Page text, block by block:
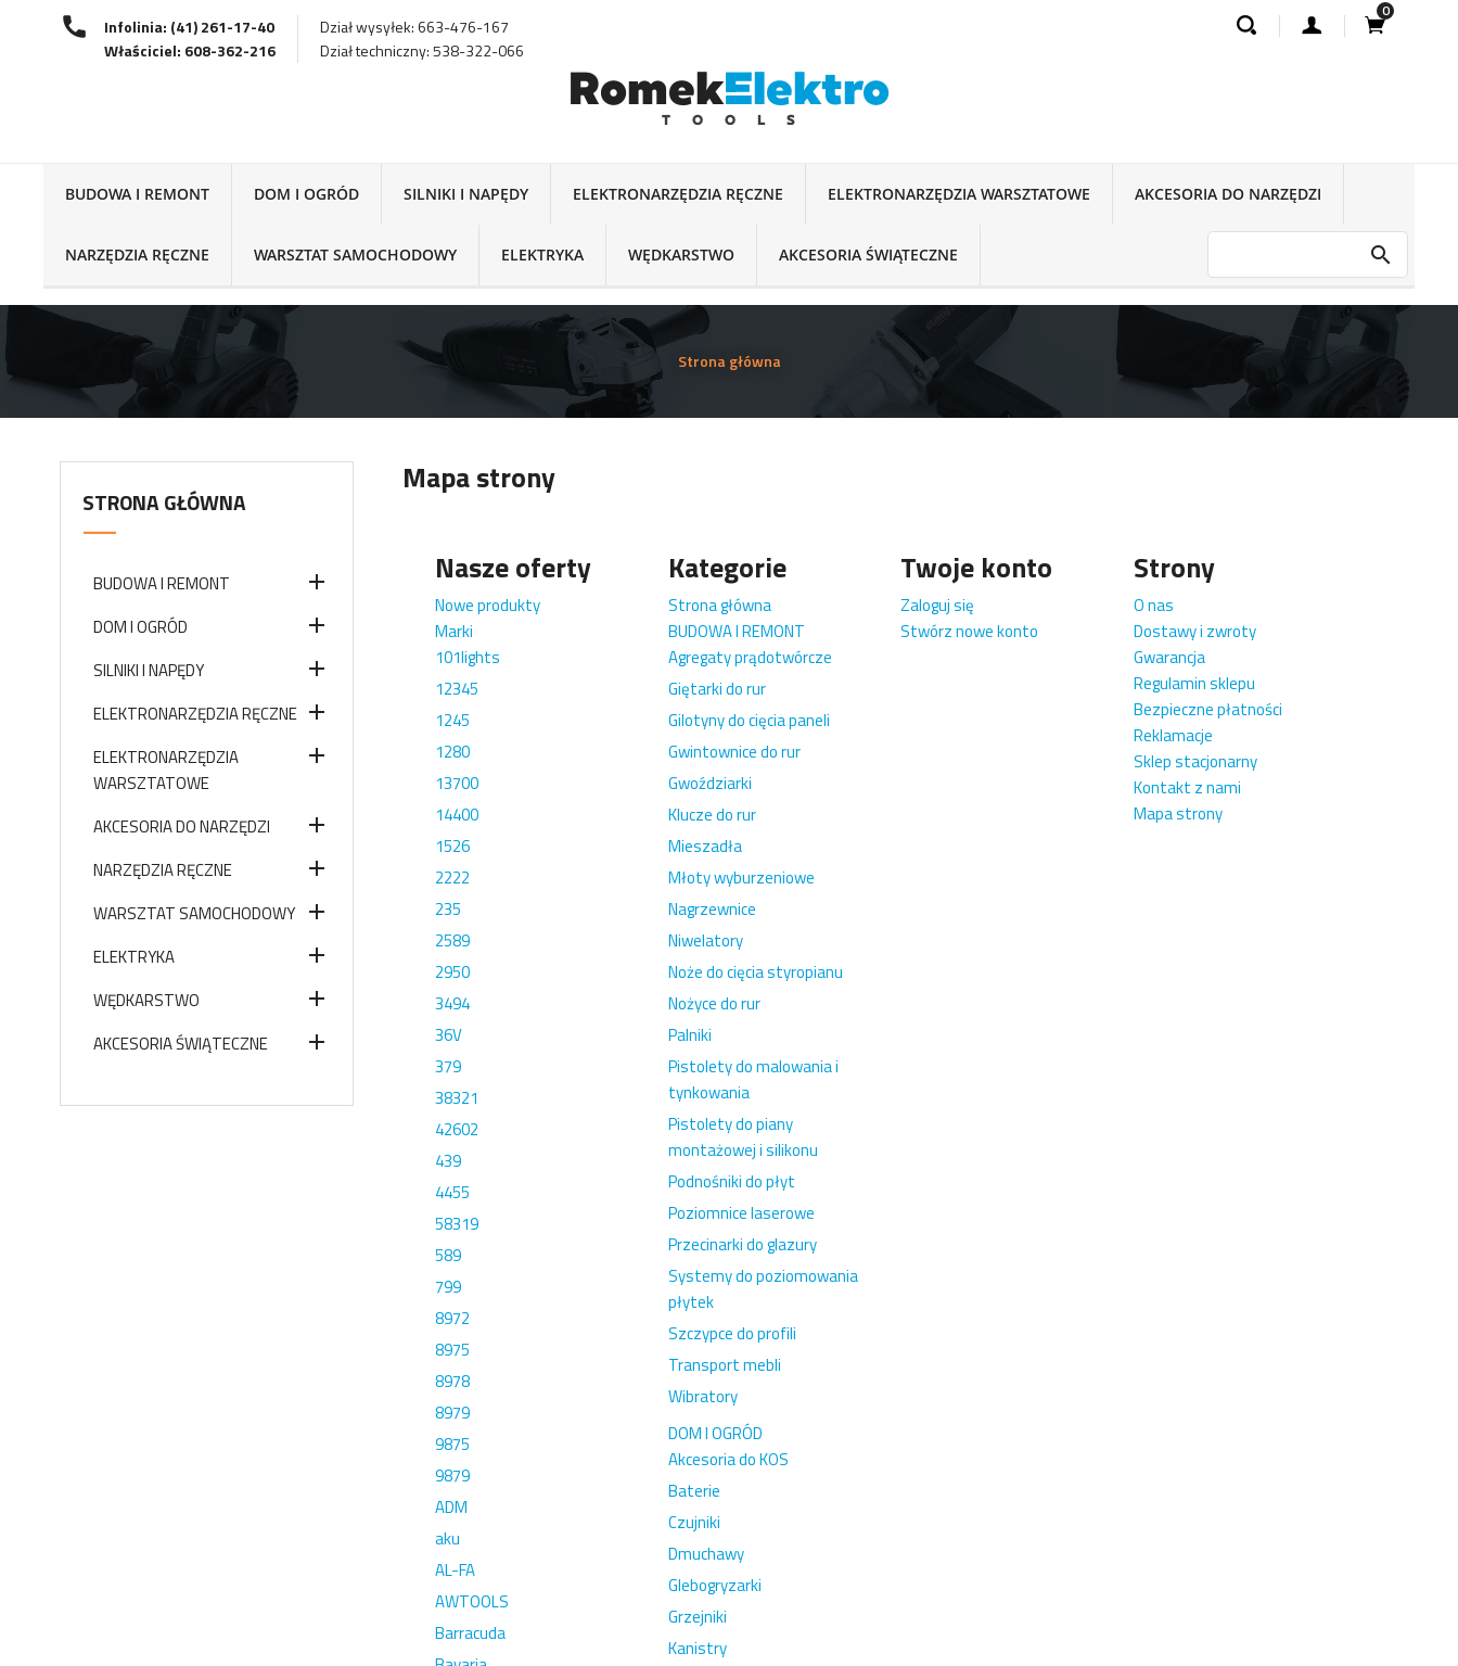
Infolinia: (41) 261-17-40
Właściciel: 608-362-216
Dział wysyłek: 663-476-167
Dział techniczny: 538-322-066
0
BUDOWA I REMONT DOM I OGRÓD SILNIKI I NAPĘDY ELEKTRONARZĘDZIA RĘCZNE ELEKTRONARZĘDZIA WARSZTATOWE AKCESORIA DO NARZĘDZI
NARZĘDZIA RĘCZNE WARSZTAT SAMOCHODOWY ELEKTRYKA WĘDKARSTWO AKCESORIA ŚWIĄTECZNE
Strona główna
STRONA GŁÓWNA
BUDOWA I REMONT 
DOM I OGRÓD 
SILNIKI I NAPĘDY 
ELEKTRONARZĘDZIA RĘCZNE 
ELEKTRONARZĘDZIA
WARSZTATOWE

AKCESORIA DO NARZĘDZI 
NARZĘDZIA RĘCZNE 
WARSZTAT SAMOCHODOWY 
ELEKTRYKA 
WĘDKARSTWO 
AKCESORIA ŚWIĄTECZNE 
Mapa strony
Nasze oferty
Nowe produkty
Marki
101lights
12345
1245
1280
13700
14400
1526
2222
235
2589
2950
3494
36V
379
38321
42602
439
4455
58319
589
799
8972
8975
8978
8979
9875
9879
ADM
aku
AL-FA
AWTOOLS
Barracuda
Kategorie
Strona główna
BUDOWA I REMONT
Agregaty prądotwórcze
Giętarki do rur
Gilotyny do cięcia paneli
Gwintownice do rur
Gwoździarki
Klucze do rur
Mieszadła
Młoty wyburzeniowe
Nagrzewnice
Niwelatory
Noże do cięcia styropianu
Nożyce do rur
Palniki
Pistolety do malowania i
tynkowania
Pistolety do piany
montażowej i silikonu
Podnośniki do płyt
Poziomnice laserowe
Przecinarki do glazury
Systemy do poziomowania
płytek
Szczypce do profili
Transport mebli
Wibratory
DOM I OGRÓD
Akcesoria do KOS
Baterie
Czujniki
Dmuchawy
Glebogryzarki
Grzejniki
Kanistry
Twoje konto
Zaloguj się
Stwórz nowe konto
Strony
O nas
Dostawy i zwroty
Gwarancja
Regulamin sklepu
Bezpieczne płatności
Reklamacje
Sklep stacjonarny
Kontakt z nami
Mapa strony